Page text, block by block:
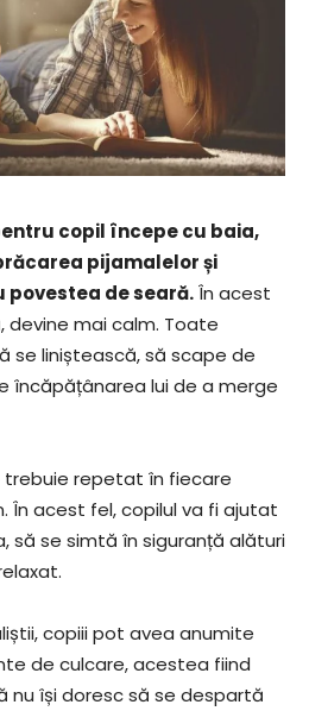
copil începe cu baia,
pijamalelor și
povestea de seară.În acest
devine mai calm. Toate
se liniștească, să scape de
încăpățânarea lui de a merge
repetat în fiecare
În acest fel, copilul va fi ajutat
să se simtă în siguranță alături
copiii pot avea anumite
de culcare, acestea fiind
își doresc să se despartă